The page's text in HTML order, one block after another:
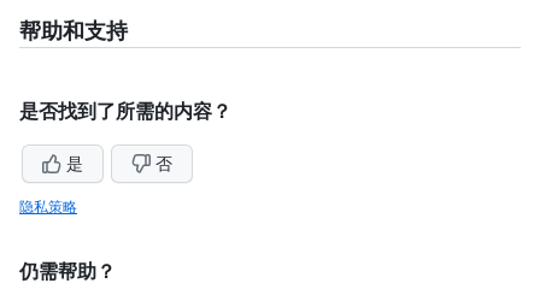
帮助和支持
是否找到了所需的内容？
是 否
隐私策略
仍需帮助？